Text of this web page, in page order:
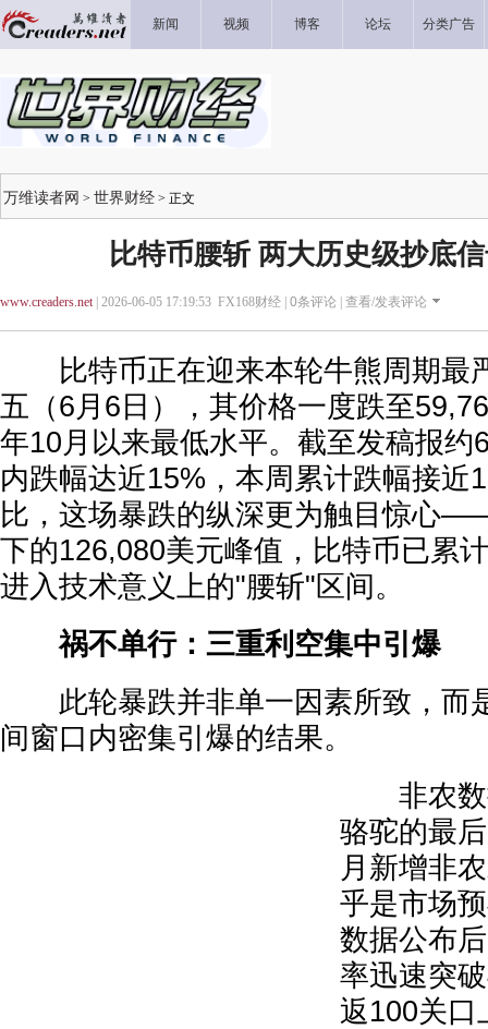
新闻 视频 博客 论坛 分类广告
万维读者网 > 世界财经 > 正文
比特币腰斩 两大历史级抄底
www.creaders.net| 2026-06-05 17:19:53 FX168财经 | 0条评论 | 查看/发表评论
比特币正在迎来本轮牛熊周期最
五（6月6日），其价格一度跌至
年10月以来最低水平。截至发稿报约
内跌幅达近15%，本周累计跌幅接近
比，这场暴跌的纵深更为触目惊心
下的126,080美元峰值，比特币已累
进入技术意义上的"腰斩"区间。
祸不单行：三重利空集中引爆
此轮暴跌并非单一因素所致，而
间窗口内密集引爆的结果。
非农数
骆驼的最
月新增非
乎是市场
数据公布
率迅速突
返100关口